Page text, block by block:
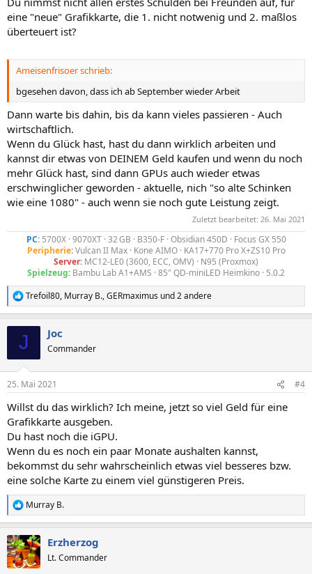
eine "neue" Grafikkarte, die 1. nicht notwenig und 2. maßlos
überteuert ist?
Ameisenfrisoer schrieb:
bgesehen davon, dass ich ab September wieder Arbeit
Dann warte bis dahin, bis da kann vieles passieren - Auch
wirtschaftlich.
Wenn du Glück hast, hast du dann wirklich arbeiten und
kannst dir etwas von DEINEM Geld kaufen und wenn du noch
mehr Glück hast, sind dann GPUs auch wieder etwas
erschwinglicher geworden - aktuelle, nich "so alte Schinken
wie eine 1080" - auch wenn sie noch gute Leistung zeigt.
Zuletzt bearbeitet: 26. Mai 2021
PC:5700X · 9070XT · 32 GB · B350-F · Obsidian 450D · Focus GX 550
Peripherie:Vulcan II Max · Kone AIMO · KA17+770 Pro X+ZS10 Pro
Server: MC12-LE0 (3600, ECC, OMV) · N95 (Proxmox)
Spielzeug: Bambu Lab A1+AMS · 85" QD-miniLED Heimkino · 5.0.2​
R
e
e
:
Trefoil80, Murray B.,GERmaximus und 2 andere
J Joc
Commander
25. Mai 2021 #4
Willst du das wirklich? Ich meine, jetzt so viel Geld für eine
Grafikkarte ausgeben.
Du hast noch die iGPU.
Wenn du es noch ein paar Monate aushalten kannst,
bekommst du sehr wahrscheinlich etwas viel besseres bzw.
eine solche Karte zu einem viel günstigeren Preis.
R
e
k
t
i
Murray B.
Erzherzog
Lt. Commander